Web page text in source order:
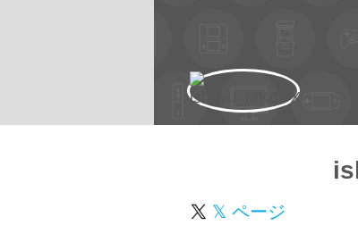
𝕏 ページ